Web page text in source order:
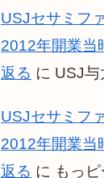
USJセサミフ
2012年開業当
返る に USJ与
USJセサミフ
2012年開業当
返る に もっピ